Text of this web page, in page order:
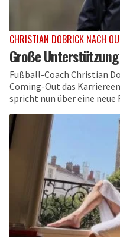
CHRISTIAN DOBRICK NACH
Große
Fußball-Coach Christian
Coming-Out das
spricht nun über eine neue